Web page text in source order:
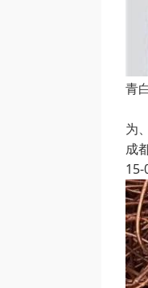
青
为
成
15-